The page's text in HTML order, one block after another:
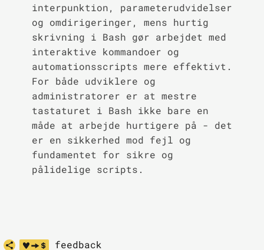
interpunktion, parameterudvidelser
og omdirigeringer, mens hurtig
skrivning i Bash gør arbejdet med
interaktive kommandoer og
automationsscripts mere effektivt.
For både udviklere og
administratorer er at mestre
tastaturet i Bash ikke bare en
måde at arbejde hurtigere på - det
er en sikkerhed mod fejl og
fundamentet for sikre og
pålidelige scripts.
feedback